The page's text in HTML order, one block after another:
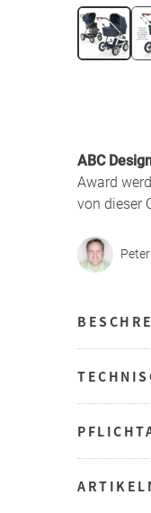
ABC
Award
von dieser